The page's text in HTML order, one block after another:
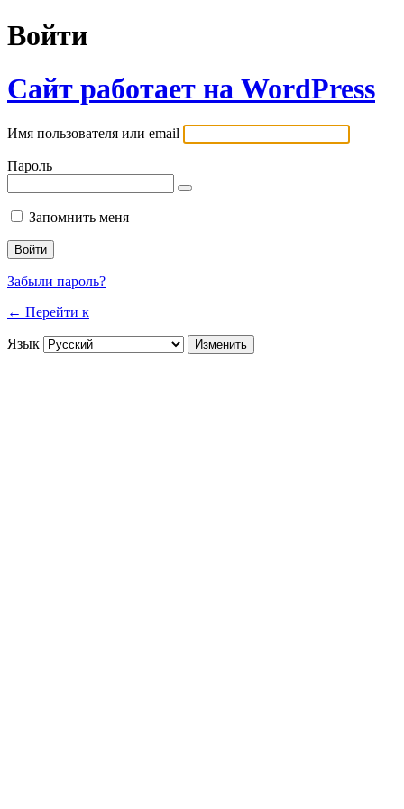
Войти
Сайт работает на WordPress
Имя пользователя или email
Пароль
Запомнить меня
Забыли пароль?
← Перейти к
Язык